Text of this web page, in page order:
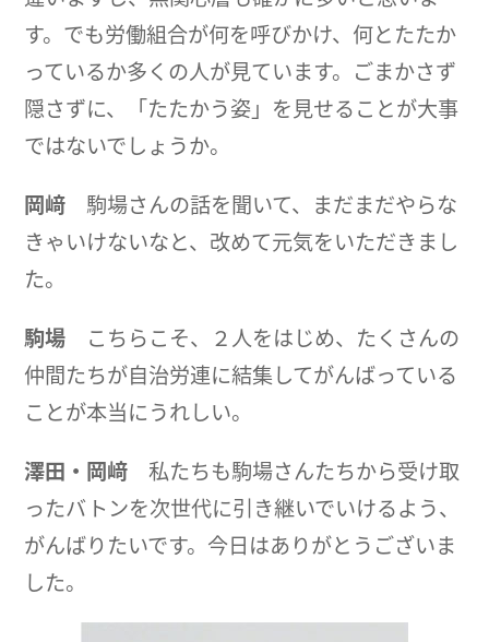
す。でも労働組合が何を呼びかけ、何とたたか
っているか多くの人が見ています。ごまかさず
隠さずに、「たたかう姿」を見せることが大事
ではないでしょうか。
岡﨑 駒場さんの話を聞いて、まだまだやらな
きゃいけないなと、改めて元気をいただきまし
た。
駒場 こちらこそ、２人をはじめ、たくさんの
仲間たちが自治労連に結集してがんばっている
ことが本当にうれしい。
澤田・岡﨑 私たちも駒場さんたちから受け取
ったバトンを次世代に引き継いでいけるよう、
がんばりたいです。今日はありがとうございま
した。